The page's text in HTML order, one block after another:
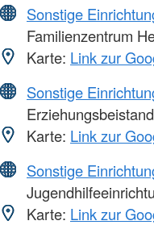
Sonstige
Familienzentrum
Karte: Link zur
Sonstige
Karte: Link zur
Sonstige
Karte: Link zur